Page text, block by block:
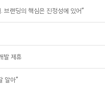
브랜딩의 핵심은 진정성에 있어”
발 제휴
알아”